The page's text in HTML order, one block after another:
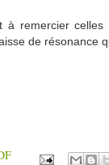
à remercier
de résonance